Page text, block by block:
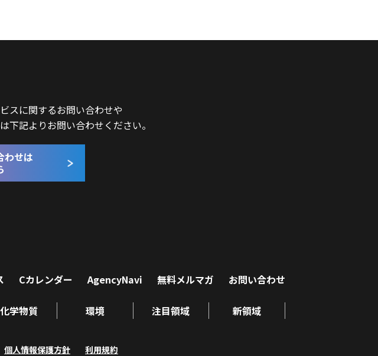
スに関するお問い合わせや
下記よりお問い合わせください。
わせは
Cカレンダー AgencyNavi 無料メルマガ お問い合わせ
化学物質 環境 注目領域 新領域
個人情報保護方針 利用規約